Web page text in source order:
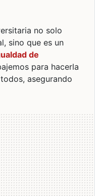
no solo
sino que es un
de
para hacerla
asegurando